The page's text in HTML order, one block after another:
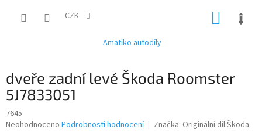
CZK
Amatiko autodíly
dveře zadní levé Škoda Roomster
5J7833051
7645
Průměrné
Neohodnoceno Podrobnosti hodnocení Značka: Originální díl Škoda